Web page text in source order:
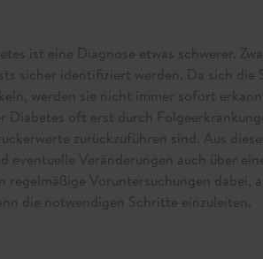
ist eine Diagnose etwas schwerer.
sicher identifiziert werden. Da sich
werden sie nicht immer sofort
Diabetes oft erst durch
zurückzuführen sind. Aus
eventuelle Veränderungen auch über
regelmäßige Voruntersuchungen dabei,
die notwendigen Schritte einzuleiten.